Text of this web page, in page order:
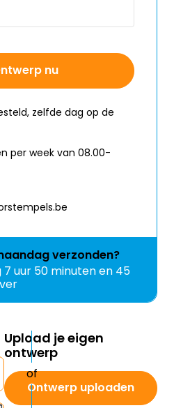
nu
zelfde dag op de
per week van 08.00-
verzonden?
7 uur 50 minuten en 45
Upload je eigen
ontwerp
Ontwerp uploaden